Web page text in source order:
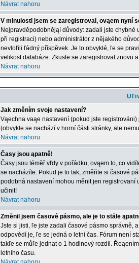
Návrat nahoru
V minulosti jsem se zaregistroval, ovąem nyní
Nejpravděpodobnějąí důvody: zadali jste
při registraci) nebo administrátor z nějakého
nevloľili ľádný příspěvek. Je to obvyklé, ľe se
velikost databáze. Zkuste se zaregistrovat znovu
Návrat nahoru
Jak změním svoje nastavení?
Vąechna vaąe nastavení (pokud jste
(obvykle se nachází v horní části stránky, ale
Návrat nahoru
Časy jsou ąpatně!
Časy jsou téměř vľdy v pořádku, ovąem to, co
se nacházíte. Pokud je to tak, změňte si časové
podobná nastavení mohou měnit jen
učinit!
Návrat nahoru
Změnil jsem časové pásmo, ale je to stále
Jste si jisti, ľe jste zadali časové pásmo správně,
odpovědí je, ľe se jedná o letní čas. Fórum není
takľe se můľe jednat o 1 hodinový rozdíl.
letního času.